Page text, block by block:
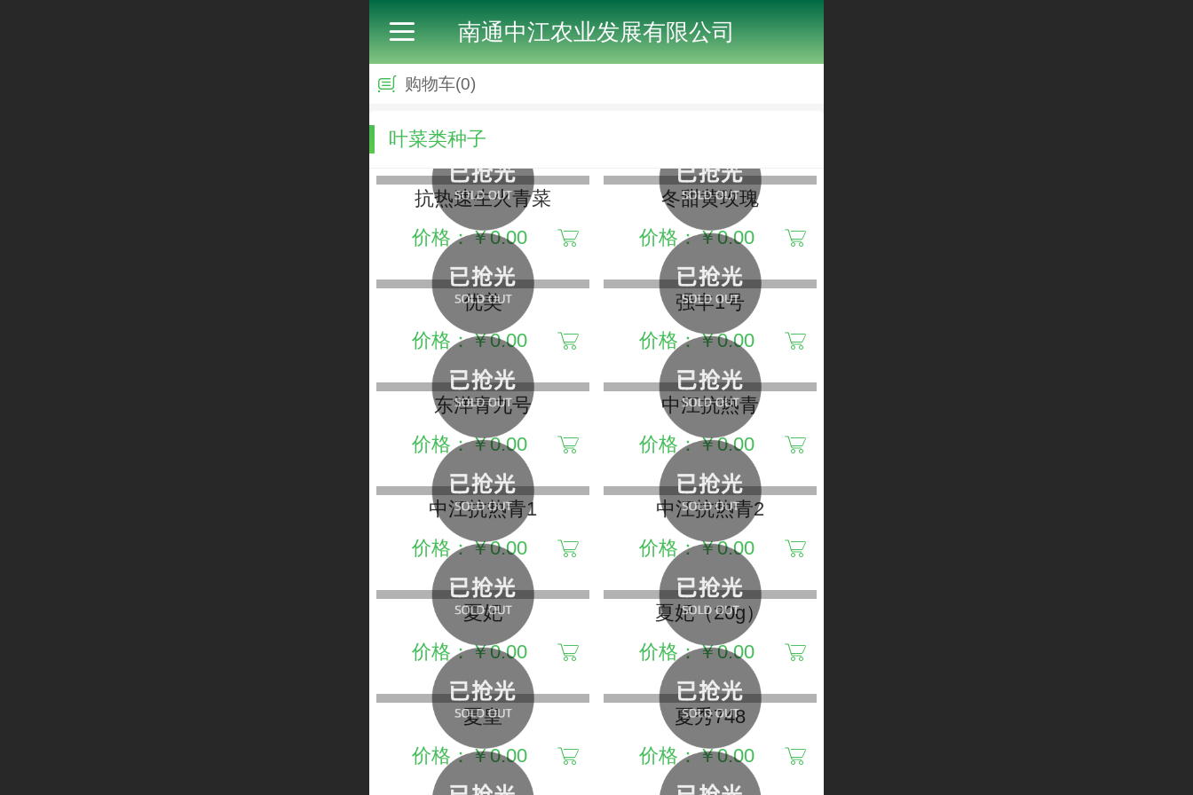
南通中江农业发展有限公司
购物车(0)
叶菜类种子
抗热速生火青菜
价格：￥0.00
冬甜黄玫瑰
价格：￥0.00
优美
价格：￥0.00
强丰1号
价格：￥0.00
东洋青九号
价格：￥0.00
中江抗热青
价格：￥0.00
中江抗热青1
价格：￥0.00
中江抗热青2
价格：￥0.00
夏妃
价格：￥0.00
夏妃（20g）
价格：￥0.00
夏皇
价格：￥0.00
夏秀748
价格：￥0.00